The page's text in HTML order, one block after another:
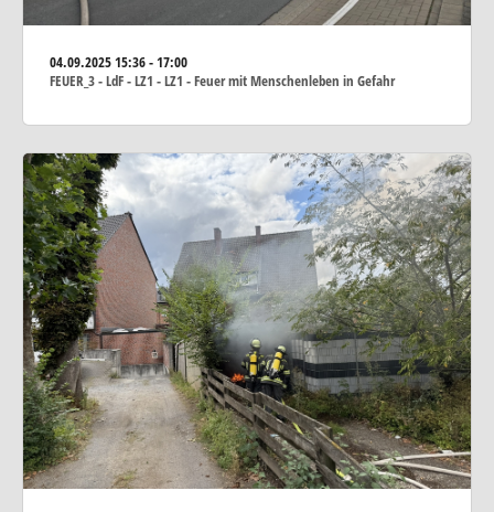
04.09.202515:36 - 17:00
FEUER_3 - LdF - LZ1 - LZ1 - Feuer mit Menschenleben in Gefahr